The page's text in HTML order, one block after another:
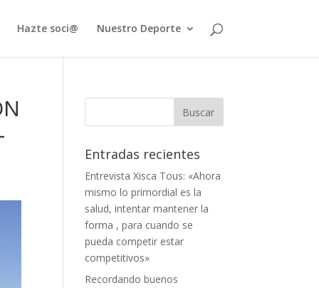
Hazte soci@ Nuestro Deporte
Entradas recientes
Entrevista Xisca Tous: «Ahora
mismo lo primordial es la
salud, intentar mantener la
forma , para cuando se
pueda competir estar
competitivos»
Recordando buenos